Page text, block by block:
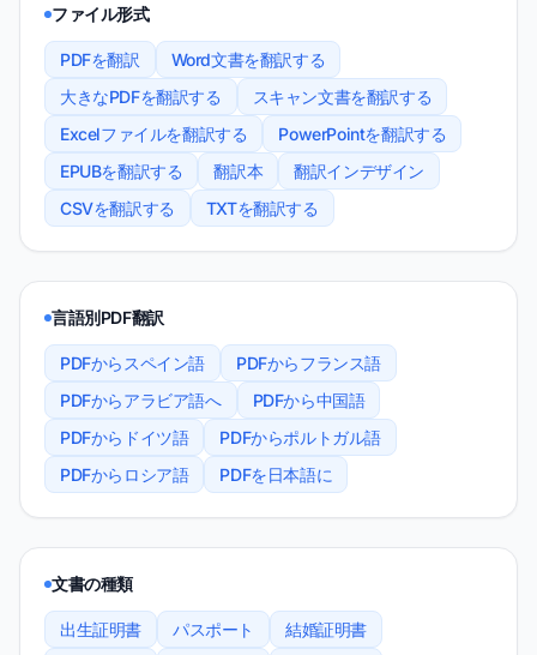
ファイル形式
PDFを翻訳
Word文書を翻訳する
大きなPDFを翻訳する
スキャン文書を翻訳する
Excelファイルを翻訳する
PowerPointを翻訳する
EPUBを翻訳する
翻訳本
翻訳インデザイン
CSVを翻訳する
TXTを翻訳する
言語別PDF翻訳
PDFからスペイン語
PDFからフランス語
PDFからアラビア語へ
PDFから中国語
PDFからドイツ語
PDFからポルトガル語
PDFからロシア語
PDFを日本語に
文書の種類
出生証明書 パスポート
結婚証明書